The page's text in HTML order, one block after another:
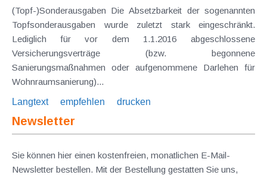
(Topf-)Sonderausgaben Die Absetzbarkeit der sogenannten
Topfsonderausgaben wurde zuletzt stark eingeschränkt.
Lediglich für vor dem 1.1.2016 abgeschlossene
Versicherungsverträge (bzw. begonnene
Sanierungsmaßnahmen oder aufgenommene Darlehen für
Wohnraumsanierung)...
Langtext
empfehlen drucken
Newsletter
Sie können hier einen kostenfreien, monatlichen E-Mail-
Newsletter bestellen. Mit der Bestellung gestatten Sie uns,